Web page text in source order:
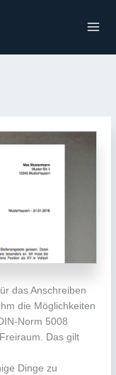
das Anschreiben
die Möglichkeiten
Norm 5008
Das gilt
Dinge zu